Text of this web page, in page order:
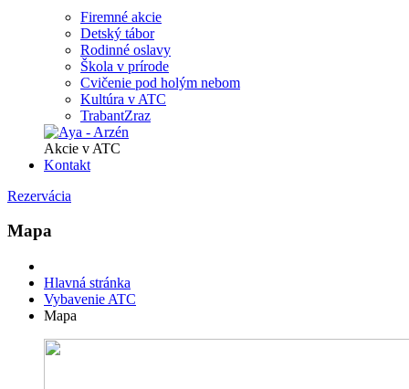
Firemné akcie
Detský tábor
Rodinné oslavy
Škola v prírode
Cvičenie pod holým nebom
Kultúra v ATC
TrabantZraz
Akcie v ATC
Kontakt
Rezervácia
Mapa
Hlavná stránka
Vybavenie ATC
Mapa